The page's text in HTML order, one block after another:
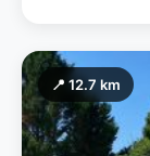
📍 12.7 km